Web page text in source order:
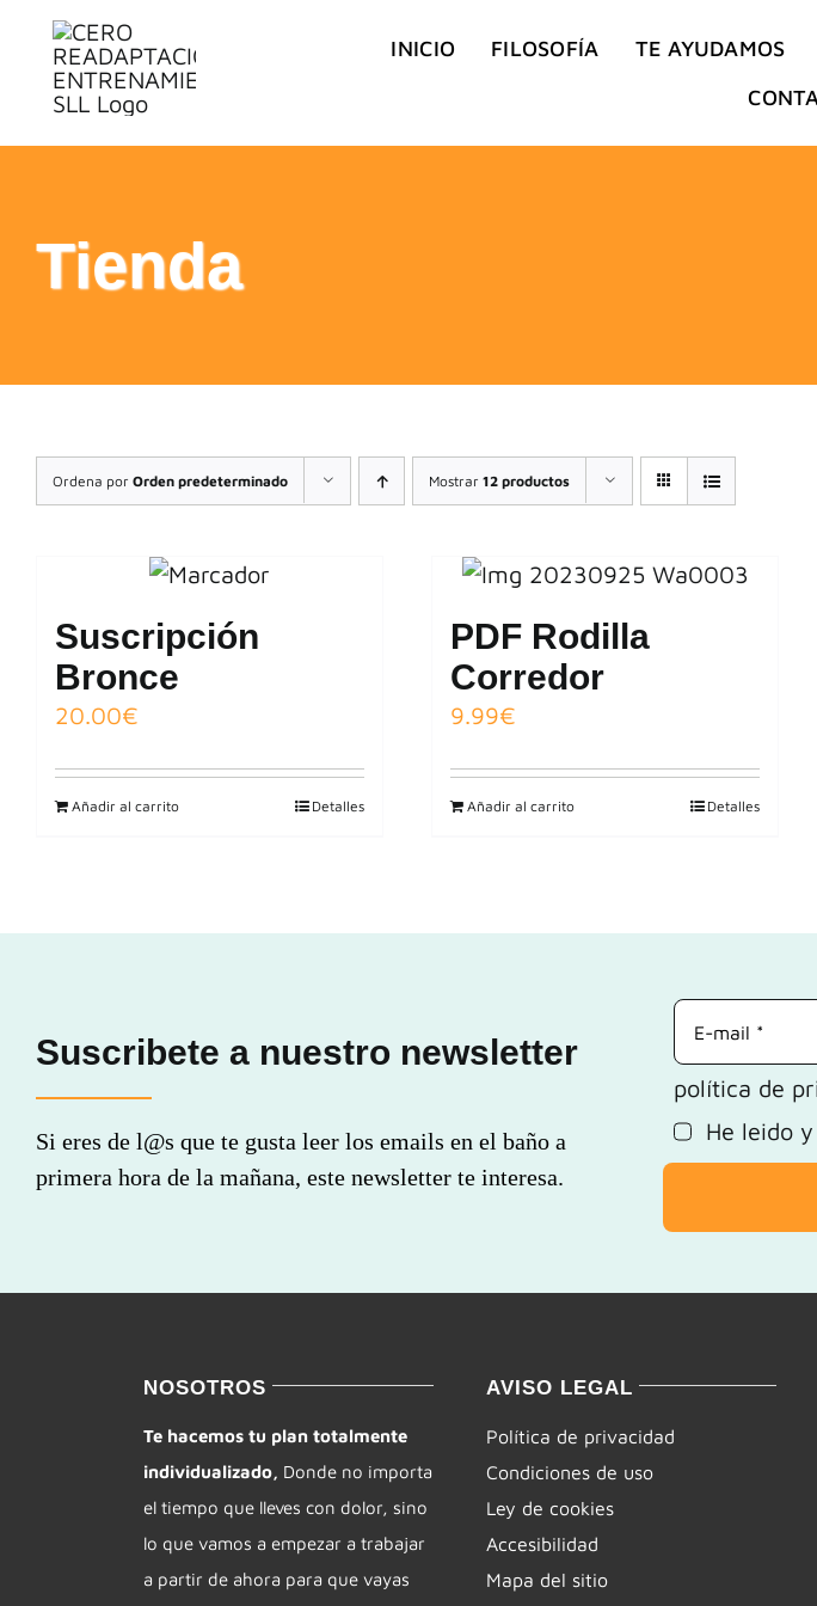
Saltar
contenido
INICIO FILOSOFÍA TE AYUDAMOS
Tienda
Ordena por Orden predeterminado Mostrar 12 productos
Suscripción
Bronce
20.00€
Añadir al carrito Detalles
PDF Rodilla
Corredor
9.99€
Añadir al carrito Detalles
Suscribete a nuestro newsletter
Si eres de l@s que te gusta leer los emails en el baño a
primera hora de la mañana, este newsletter te interesa.
política de
He leido
NOSOTROS
Te hacemos tu plan totalmente
individualizado, Donde no importa
el tiempo que lleves con dolor, sino
lo que vamos a empezar a trabajar
a partir de ahora para que vayas
AVISO LEGAL
Política de privacidad
Condiciones de uso
Ley de cookies
Accesibilidad
Mapa del sitio